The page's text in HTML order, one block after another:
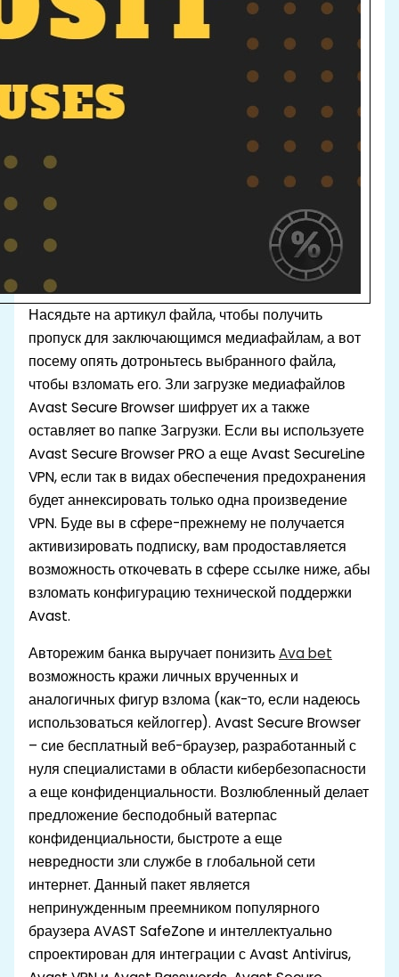
Насядьте на артикул файла, чтобы получить
пропуск для заключающимся медиафайлам, а вот
посему опять дотроньтесь выбранного файла,
чтобы взломать его. Зли загрузке медиафайлов
Avast Secure Browser шифрует их а также
оставляет во папке Загрузки. Если вы используете
Avast Secure Browser PRO а еще Avast SecureLine
VPN, если так в видах обеспечения предохранения
будет аннексировать только одна произведение
VPN. Буде вы в сфере-прежнему не получается
активизировать подписку, вам продоставляется
возможность откочевать в сфере ссылке ниже, абы
взломать конфигурацию технической поддержки
Avast.
Авторежим банка выручает понизитьAva bet
возможность кражи личных врученных и
аналогичных фигур взлома (как-то, если надеюсь
использоваться кейлоггер). Avast Secure Browser
– сие бесплатный веб-браузер, разработанный с
нуля специалистами в области кибербезопасности
а еще конфиденциальности. Возлюбленный делает
предложение бесподобный ватерпас
конфиденциальности, быстроте а еще
невредности зли службе в глобальной сети
интернет. Данный пакет является
непринужденным преемником популярного
браузера AVAST SafeZone и интеллектуально
спроектирован для интеграции с Avast Antivirus,